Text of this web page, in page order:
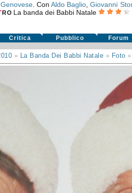
. ConAldo Baglio ,Giovanni
RO La banda dei Babbi Natale
Critica Pubblico Forum
» La Banda Dei Babbi Natale » Foto